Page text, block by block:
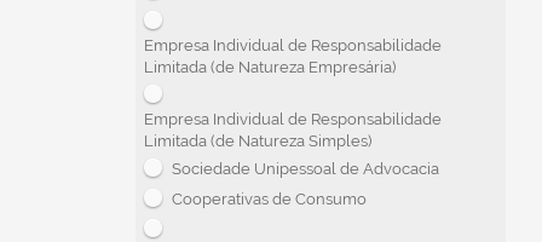
Empresa Individual de Responsabilidade
Limitada (de Natureza Empresária)
Empresa Individual de Responsabilidade
Limitada (de Natureza Simples)
Sociedade Unipessoal de Advocacia
Cooperativas de Consumo